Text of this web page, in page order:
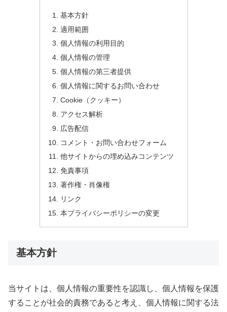
基本方針
適用範囲
個人情報の利用目的
個人情報の管理
個人情報の第三者提供
個人情報に関するお問い合わせ
Cookie（クッキー）
アクセス解析
広告配信
コメント・お問い合わせフォーム
他サイトからの埋め込みコンテンツ
免責事項
著作権・肖像権
リンク
本プライバシーポリシーの変更
基本方針
当サイトは、個人情報の重要性を認識し、個人情報を保護
することが社会的責務であると考え、個人情報に関する法